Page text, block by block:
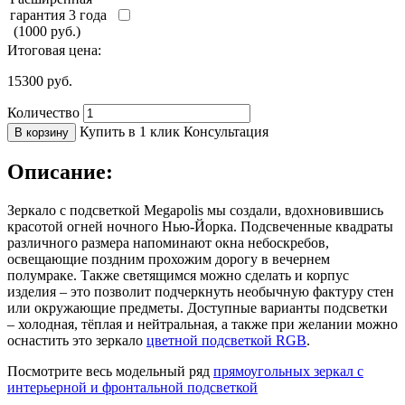
гарантия 3 года
(1000 руб.)
Итоговая цена:
15300 руб.
Количество
В корзину Купить в 1 клик Консультация
Описание:
Зеркало с подсветкой Megapolis мы создали, вдохновившись
красотой огней ночного Нью-Йорка. Подсвеченные квадраты
различного размера напоминают окна небоскребов,
освещающие поздним прохожим дорогу в вечернем
полумраке. Также светящимся можно сделать и корпус
изделия – это позволит подчеркнуть необычную фактуру стен
или окружающие предметы. Доступные варианты подсветки
– холодная, тёплая и нейтральная, а также при желании можно
оснастить это зеркало цветной подсветкой RGB.
Посмотрите весь модельный ряд прямоугольных зеркал с
интерьерной и фронтальной подсветкой